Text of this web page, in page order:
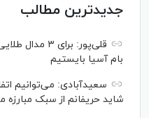
جدیدترین مطالب
قلی‌پور:
بام آسیا بایستیم
سعیدآبادی: می‌توانیم
شاید حریفانم از سبک